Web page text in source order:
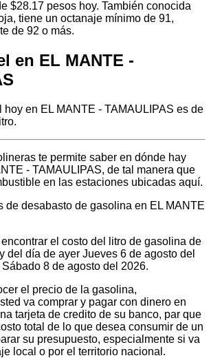
$28.17 pesos hoy. También conocida
tiene un octanaje mínimo de 91,
de 92 o más.
en EL MANTE -
hoy en EL MANTE - TAMAULIPAS es de
te permite saber en dónde hay
- TAMAULIPAS, de tal manera que
en las estaciones ubicadas aquí.
de desabasto de gasolina en EL MANTE
el costo del litro de gasolina de
del día de ayer Jueves 6 de agosto del
8 de agosto del 2026.
el precio de la gasolina,
va comprar y pagar con dinero en
tarjeta de credito de su banco, par que
total de lo que desea consumir de un
su presupuesto, especialmente si va
local o por el territorio nacional.